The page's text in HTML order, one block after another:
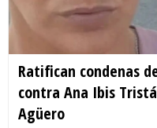
Ratifican condenas
contra Ana Ibis
Agüero